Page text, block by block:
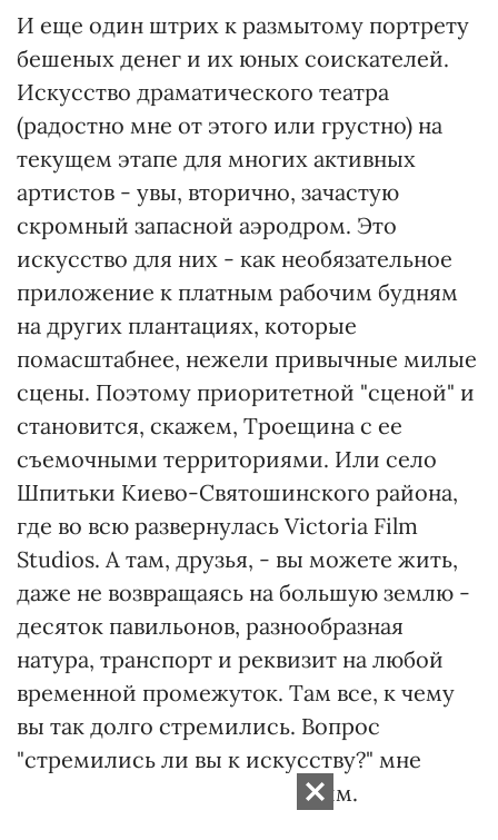
И еще один штрих к размытому портрету
бешеных денег и их юных соискателей.
Искусство драматического театра
(радостно мне от этого или грустно) на
текущем этапе для многих активных
артистов - увы, вторично, зачастую
скромный запасной аэродром. Это
искусство для них - как необязательное
приложение к платным рабочим будням
на других плантациях, которые
помасштабнее, нежели привычные милые
сцены. Поэтому приоритетной "сценой" и
становится, скажем, Троещина с ее
съемочными территориями. Или село
Шпитьки Киево-Святошинского района,
где во всю развернулась Victoria Film
Studios. А там, друзья, - вы можете жить,
даже не возвращаясь на большую землю -
десяток павильонов, разнообразная
натура, транспорт и реквизит на любой
временной промежуток. Там все, к чему
вы так долго стремились. Вопрос
"стремились ли вы к искусству?" мне
иногда кажется риторическим.